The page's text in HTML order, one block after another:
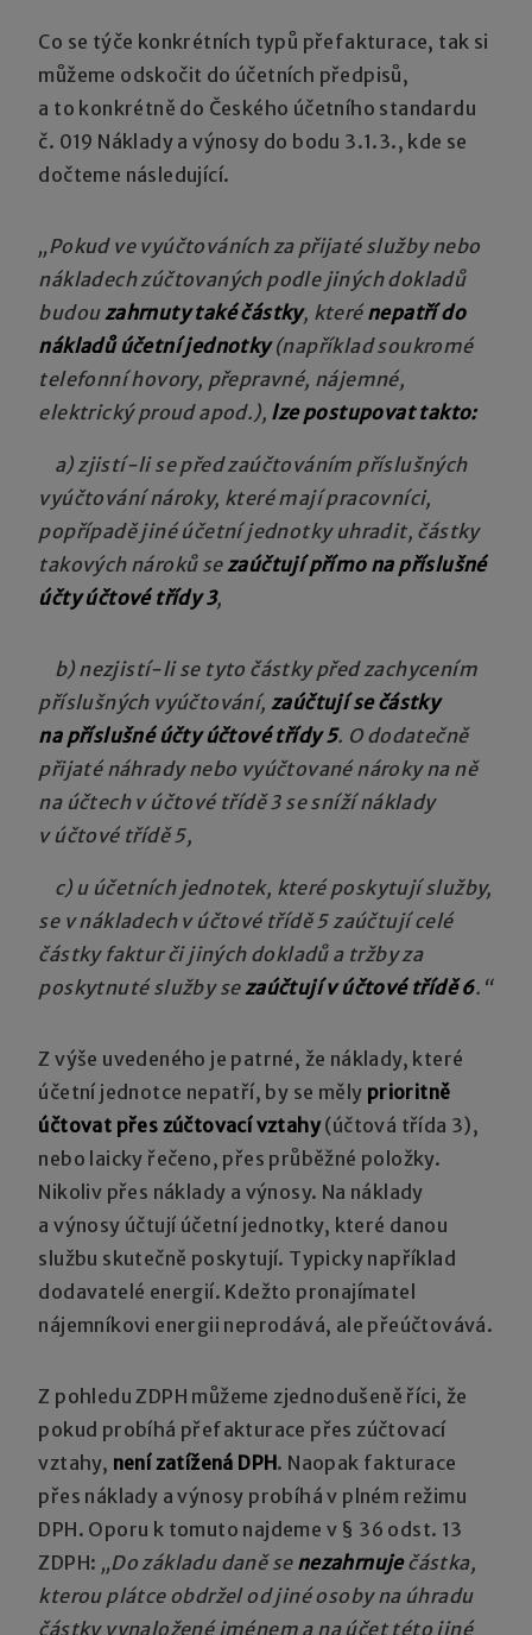
Co se týče konkrétních typů přefakturace, tak si
můžeme odskočit do účetních předpisů,
a to konkrétně do Českého účetního standardu
č. 019 Náklady a výnosy do bodu 3.1.3., kde se
dočteme následující.
„Pokud ve vyúčtováních za přijaté služby nebo
nákladech zúčtovaných podle jiných dokladů
budou zahrnuty také částky, které nepatří do
nákladů účetní jednotky(například soukromé
telefonní hovory, přepravné, nájemné,
elektrický proud apod.), lze postupovat takto:
a) zjistí-li se před zaúčtováním příslušných
vyúčtování nároky, které mají pracovníci,
popřípadě jiné účetní jednotky uhradit, částky
takových nároků sezaúčtují přímo na příslušné
účty účtové třídy 3,
b) nezjistí-li se tyto částky před zachycením
příslušných vyúčtování, zaúčtují se částky
na příslušné účty účtové třídy 5. O dodatečně
přijaté náhrady nebo vyúčtované nároky na ně
na účtech v účtové třídě 3 se sníží náklady
v účtové třídě 5,
c) u účetních jednotek, které poskytují služby,
se v nákladech v účtové třídě 5 zaúčtují celé
částky faktur či jiných dokladů a tržby za
poskytnuté služby se zaúčtují v účtové třídě 6.“
Z výše uvedeného je patrné, že náklady, které
účetní jednotce nepatří, by se měly prioritně
účtovat přes zúčtovací vztahy(účtová třída 3),
nebo laicky řečeno, přes průběžné položky.
Nikoliv přes náklady a výnosy. Na náklady
a výnosy účtují účetní jednotky, které danou
službu skutečně poskytují. Typicky například
dodavatelé energií. Kdežto pronajímatel
nájemníkovi energii neprodává, ale přeúčtovává.
Z pohledu ZDPH můžeme zjednodušeně říci, že
pokud probíhá přefakturace přes zúčtovací
vztahy, není zatížená DPH. Naopak fakturace
přes náklady a výnosy probíhá v plném režimu
DPH. Oporu k tomuto najdeme v § 36 odst. 13
ZDPH: „Do základu daně se nezahrnuječástka,
kterou plátce obdržel od jiné osoby na úhradu
částky vynaložené jménem a na účet této jiné